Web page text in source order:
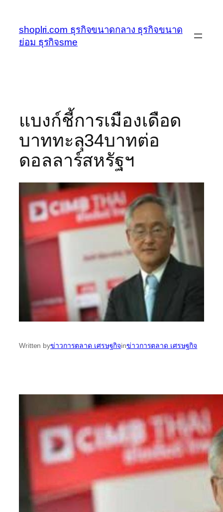
เนื้อหา
shoplri.com ธุรกิจขนาดกลาง ธุรกิจขนาด
ย่อม ธุรกิจsme
แบงก์ชี้การเมืองเดือด
บาททะลุ34บาทต่อ
ดอลลาร์สหรัฐฯ
Written byข่าวการตลาด เศรษฐกิจinข่าวการตลาด เศรษฐกิจ